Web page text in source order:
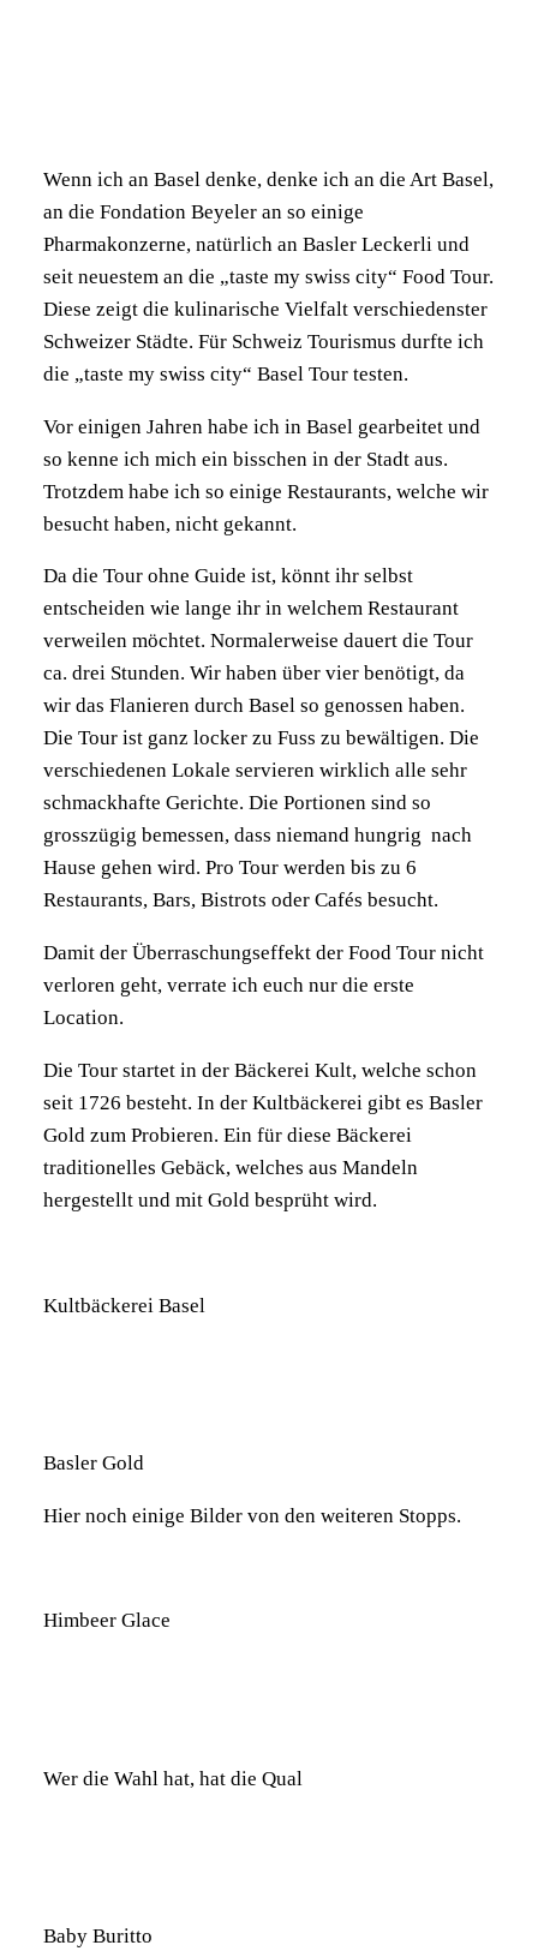
Wenn ich an Basel denke, denke ich an die Art Basel,
an die Fondation Beyeler an so einige
Pharmakonzerne, natürlich an Basler Leckerli und
seit neuestem an die „taste my swiss city“ Food Tour.
Diese zeigt die kulinarische Vielfalt verschiedenster
Schweizer Städte. Für Schweiz Tourismus durfte ich
die „taste my swiss city“ Basel Tour testen.
Vor einigen Jahren habe ich in Basel gearbeitet und
so kenne ich mich ein bisschen in der Stadt aus.
Trotzdem habe ich so einige Restaurants, welche wir
besucht haben, nicht gekannt.
Da die Tour ohne Guide ist, könnt ihr selbst
entscheiden wie lange ihr in welchem Restaurant
verweilen möchtet. Normalerweise dauert die Tour
ca. drei Stunden. Wir haben über vier benötigt, da
wir das Flanieren durch Basel so genossen haben.
Die Tour ist ganz locker zu Fuss zu bewältigen. Die
verschiedenen Lokale servieren wirklich alle sehr
schmackhafte Gerichte. Die Portionen sind so
grosszügig bemessen, dass niemand hungrig nach
Hause gehen wird. Pro Tour werden bis zu 6
Restaurants, Bars, Bistrots oder Cafés besucht.
Damit der Überraschungseffekt der Food Tour nicht
verloren geht, verrate ich euch nur die erste
Location.
Die Tour startet in der Bäckerei Kult, welche schon
seit 1726 besteht. In der Kultbäckerei gibt es Basler
Gold zum Probieren. Ein für diese Bäckerei
traditionelles Gebäck, welches aus Mandeln
hergestellt und mit Gold besprüht wird.
Kultbäckerei Basel
Basler Gold
Hier noch einige Bilder von den weiteren Stopps.
Himbeer Glace
Wer die Wahl hat, hat die Qual
Baby Buritto